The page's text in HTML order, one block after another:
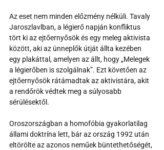
Az eset nem minden előzmény nélküli. Tavaly
Jaroszlavlban, a légierő napján konfliktus
tört ki az ejtőernyősök és egy meleg aktivista
között, aki az ünneplők útját állta kezében
egy plakáttal, amelyen az állt, hogy „Melegek
a légierőben is szolgálnak”. Ezt követően az
ejtőernyősök rátámadtak az aktivistára, akit
a rendőrök védtek meg a súlyosabb
sérülésektől.
Oroszországban a homofóbia gyakorlatilag
állami doktrína lett, bár az ország 1992 után
eltörölte az azonos neműek büntethetőségét,